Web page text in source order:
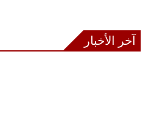
آخر الأخبار